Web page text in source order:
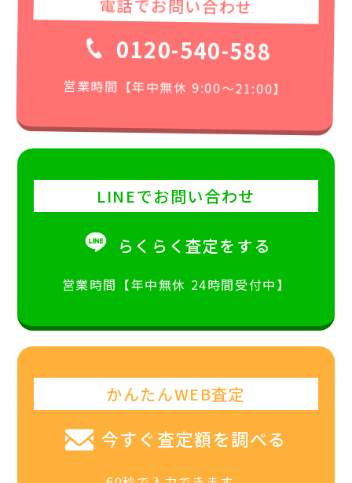
電話でお問い合わせ
0120-540-588
営業時間【年中無休 9:00〜21:00】
LINEでお問い合わせ
らくらく査定をする
営業時間【年中無休 24時間受付中】
かんたんWEB査定
今すぐ査定額を調べる